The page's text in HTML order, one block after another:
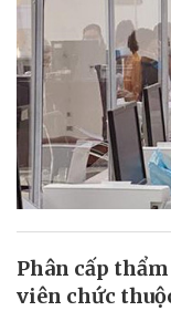
Phân cấp
viên chức